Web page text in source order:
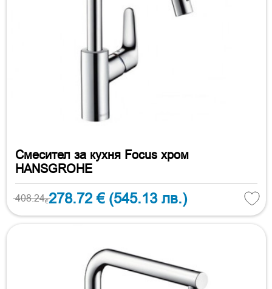
Смесител за кухня Focus хром
HANSGROHE
408.24€278.72 € (545.13 лв.)